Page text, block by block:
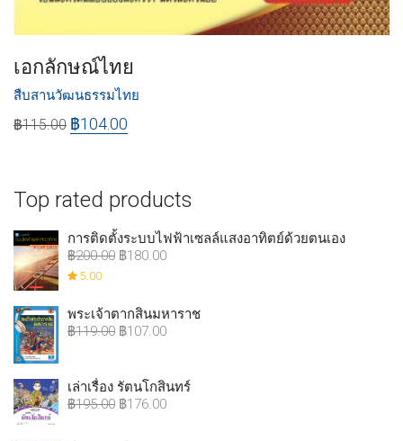
เอกลักษณ์ไทย
สืบสานวัฒนธรรมไทย
฿115.00 ฿104.00
Top rated products
การติดตั้งระบบไฟฟ้าเซลล์แสงอาทิตย์ด้วยตนเอง
฿200.00 ฿180.00
5.00
พระเจ้าตากสินมหาราช
฿119.00 ฿107.00
เล่าเรื่อง รัตนโกสินทร์
฿195.00 ฿176.00